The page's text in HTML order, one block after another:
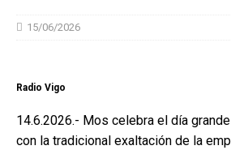
15/06/2026
Radio Vigo
14.6.2026.- Mos celebra el día
con la tradicional exaltación de la